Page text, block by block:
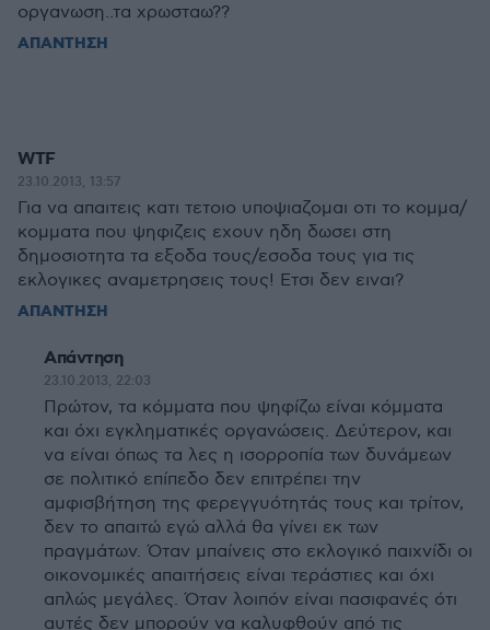
οργανωση..τα χρωσταω??
ΑΠΑΝΤΗΣΗ
WTF
23.10.2013, 13:57
Για να απαιτεις κατι τετοιο υποψιαζομαι οτι το κομμα/
κομματα που ψηφιζεις εχουν ηδη δωσει στη
δημοσιοτητα τα εξοδα τους/εσοδα τους για τις
εκλογικες αναμετρησεις τους! Ετσι δεν ειναι?
ΑΠΑΝΤΗΣΗ
Απάντηση
23.10.2013, 22:03
Πρώτον, τα κόμματα που ψηφίζω είναι κόμματα
και όχι εγκληματικές οργανώσεις. Δεύτερον, και
να είναι όπως τα λες η ισορροπία των δυνάμεων
σε πολιτικό επίπεδο δεν επιτρέπει την
αμφισβήτηση της φερεγγυότητάς τους και τρίτον,
δεν το απαιτώ εγώ αλλά θα γίνει εκ των
πραγμάτων. Όταν μπαίνεις στο εκλογικό παιχνίδι οι
οικονομικές απαιτήσεις είναι τεράστιες και όχι
απλώς μεγάλες. Όταν λοιπόν είναι πασιφανές ότι
αυτές δεν μπορούν να καλυφθούν από τις